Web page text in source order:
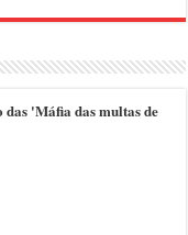
das 'Máfia das multas de